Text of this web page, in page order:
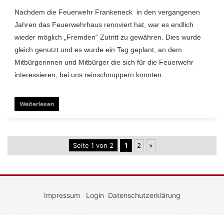
Nachdem die Feuerwehr Frankeneck in den vergangenen
Jahren das Feuerwehrhaus renoviert hat, war es endlich
wieder möglich „Fremden“ Zutritt zu gewähren. Dies wurde
gleich genutzt und es wurde ein Tag geplant, an dem
Mitbürgerinnen und Mitbürger die sich für die Feuerwehr
interessieren, bei uns reinschnuppern konnten.
Weiterlesen
Seite 1 von 2 1 2 »
Impressum Login Datenschutzerklärung